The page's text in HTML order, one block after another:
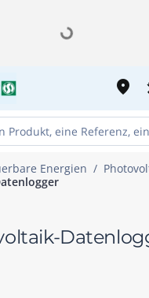
place
Energien